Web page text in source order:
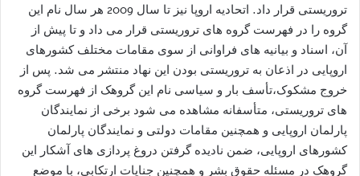
تروریستی قرار داد. اتحادیه اروپا نیز تا سال 2009 هر سال نام این
گروه را در فهرست گروه های تروریستی قرار می داد و تا پیش از
آن، اسناد و بیانیه های فراوانی از سوی مقامات مختلف کشورهای
اروپایی در اذعان به تروریستی بودن این نهاد منتشر می شد. پس از
خروج مشکوک،تأسف بار و سیاسی نام این گروهک از فهرست گروه
های تروریستی، متأسفانه مشاهده می شود برخی از نمایندگان
پارلمان اروپایی و همچنین مقامات دولتی و نمایندگان پارلمان
کشورهای اروپایی، ضمن نادیده گرفتن دروغ پردازی های آشکار این
گروهک در مسئله حقوق بشر و همچنین جنایات ارتکابی، با موضع